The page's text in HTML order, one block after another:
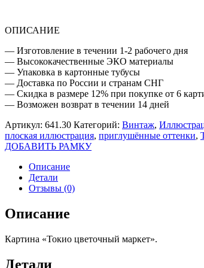
ОПИСАНИЕ
— Изготовление в течении 1-2 рабочего дня
— Высококачественные ЭКО материалы
— Упаковка в картонные тубусы
— Доставка по России и странам СНГ
— Скидка в размере 12% при покупке от 6
— Возможен возврат в течении 14 дней
Артикул: 641.30 Категорий: Винтаж,
плоская иллюстрация, приглушённые оттенки,
ДОБАВИТЬ РАМКУ
Описание
Детали
Отзывы (0)
Описание
Картина «Токио цветочный маркет».
Детали